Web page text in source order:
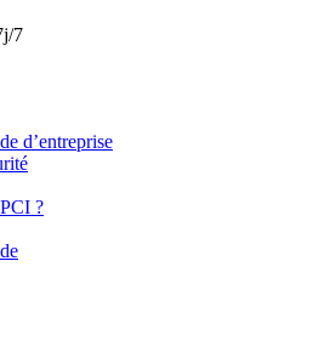
7
d’entreprise
?